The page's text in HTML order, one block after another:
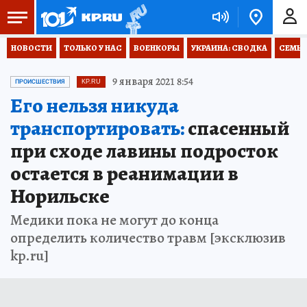
НОВОСТИ ТОЛЬКО У НАС ВОЕНКОРЫ УКРАИНА: СВОДКА
ПРОИСШЕСТВИЯ KP.RU 9 января 2021 8:54
Его нельзя никуда
транспортировать:спасенный
при сходе лавины подросток
остается в реанимации в
Норильске
Медики пока не могут до конца
определить количество травм [эксклюзив
kp.ru]